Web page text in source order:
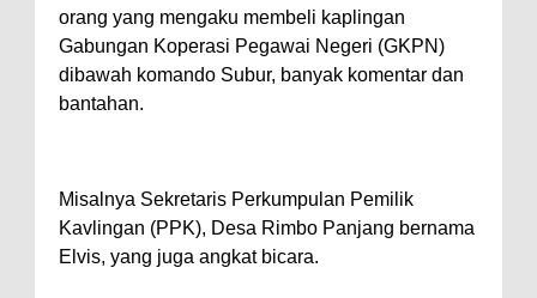
orang yang mengaku membeli kaplingan
Gabungan Koperasi Pegawai Negeri (GKPN)
dibawah komando Subur, banyak komentar dan
bantahan.
Misalnya Sekretaris Perkumpulan Pemilik
Kavlingan (PPK), Desa Rimbo Panjang bernama
Elvis, yang juga angkat bicara.